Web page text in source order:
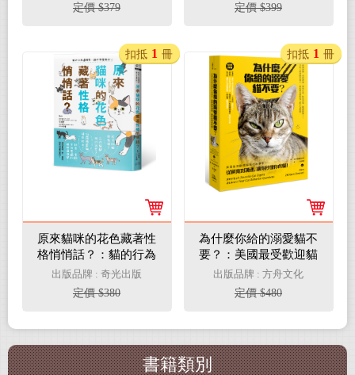
定價 $379
性、溝通到身體祕密的
定價 $399
原來貓咪的花色藏著性
格悄悄話？：貓的行為
遺傳學，讓你更懂貓的
心
出版品牌 : 奇光出版
定價 $380
扣抵 1 冊
為什麼你給的溺愛貓不
要？：美國最受歡迎貓
咪行為專家，從飼育到
溝通，讓你秒懂你的
貓！
出版品牌 : 方舟文化
定價 $480
扣抵 1 冊
書籍類別